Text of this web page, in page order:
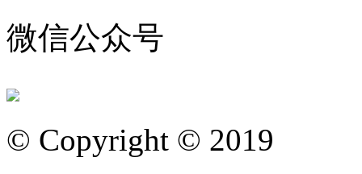
微信公众号
© Copyright © 2019